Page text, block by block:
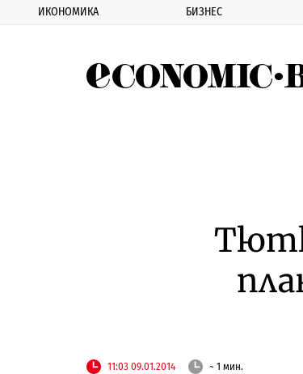
ИКОНОМИКА БИЗНЕС
11:03 09.01.2014 ~ 1 мин.